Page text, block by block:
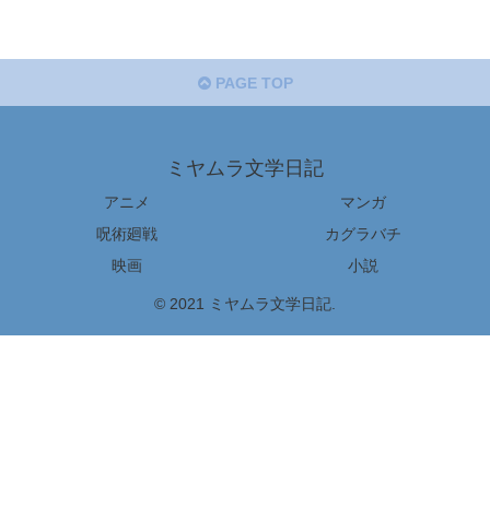
PAGE TOP
ミヤムラ文学日記
アニメ
マンガ
呪術廻戦
カグラバチ
映画
小説
© 2021 ミヤムラ文学日記.